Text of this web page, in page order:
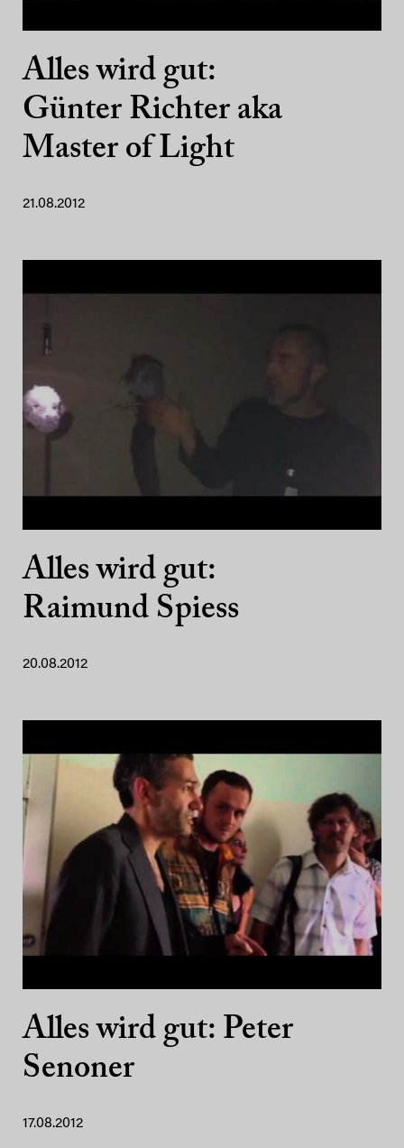
Alles wird gut:
Günter Richter aka
Master of Light
21.08.2012
Alles wird gut:
Raimund Spiess
20.08.2012
Alles wird gut: Peter
Senoner
17.08.2012